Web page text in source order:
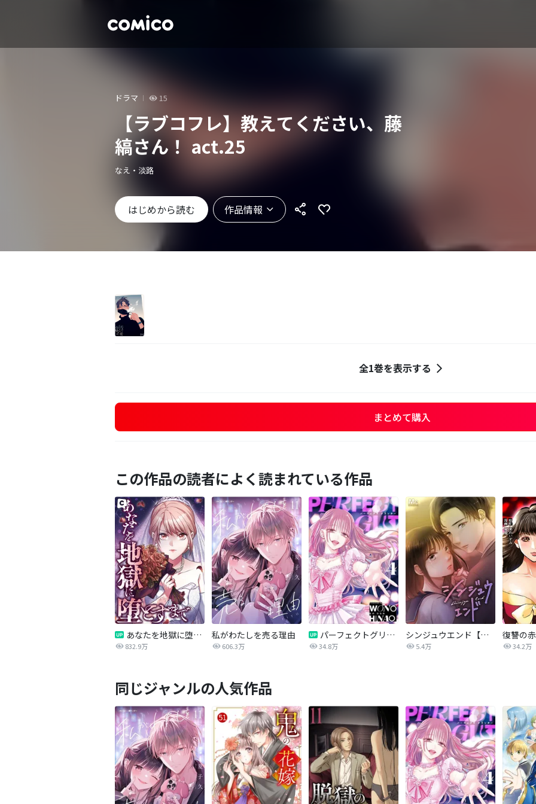
ドラマ 15
【ラブコフレ】教えてください、藤
縞さん！ act.25
なえ・淡路
はじめから読む 作品情報
全1巻を表示する
まとめて購入
この作品の読者によく読まれている作品
あなたを地獄に堕とすまで
832.9万
私がわたしを売る理由
606.3万
パーフェクトグリッター
34.8万
シンジュウエンド【タテヨミ】
5.4万 34.2万
同じジャンルの人気作品